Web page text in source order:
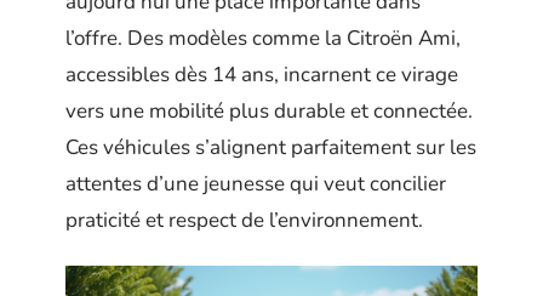
l’offre. Des modèles comme la Citroën Ami,
accessibles dès 14 ans, incarnent ce virage
vers une mobilité plus durable et connectée.
Ces véhicules s’alignent parfaitement sur les
attentes d’une jeunesse qui veut concilier
praticité et respect de l’environnement.